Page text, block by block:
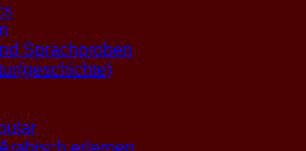
Sprachproben